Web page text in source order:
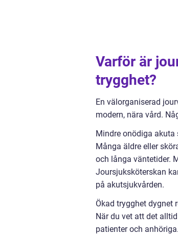
Varför är
trygghet?
En välorganiserad
modern, nära vård.
Mindre onödiga akuta
Många äldre eller
och långa väntetider.
Joursjuksköterskan
på akutsjukvården.
Ökad trygghet dygnet
När du vet att det
patienter och